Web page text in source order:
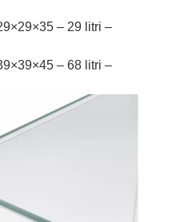
– 29 litri –
– 68 litri –